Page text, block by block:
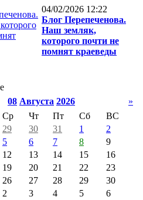
04/02/2026 12:22
Блог Перепеченова.
Наш земляк,
которого почти не
помнят краеведы
08 Августа 2026
»
Ср Чт Пт Сб
ВС
29 30 31 1
2
5 6 7 8
9
12 13 14 15
16
19 20 21 22
23
26 27 28 29
30
2 3 4 5
6